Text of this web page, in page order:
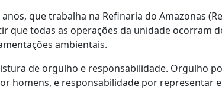
anos, que trabalha na Refinaria do Amazonas
que todas as operações da unidade ocorram
ambientais.
de orgulho e responsabilidade. Orgulho
homens, e responsabilidade por representar